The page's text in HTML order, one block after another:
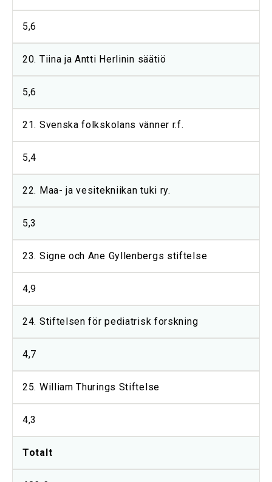
5,6
20. Tiina ja Antti Herlinin säätiö
5,6
21. Svenska folkskolans vänner r.f.
5,4
22. Maa- ja vesitekniikan tuki ry.
5,3
23. Signe och Ane Gyllenbergs stiftelse
4,9
24. Stiftelsen för pediatrisk forskning
4,7
25. William Thurings Stiftelse
4,3
Totalt